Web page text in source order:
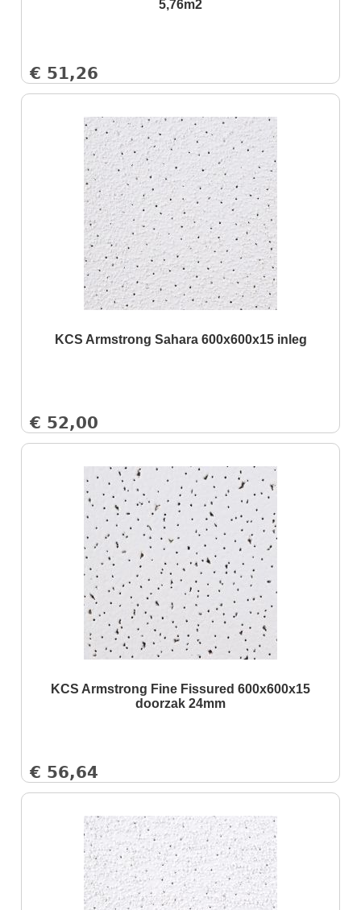
5,76m2
€ 51,26
KCS Armstrong Sahara 600x600x15 inleg
€ 52,00
KCS Armstrong Fine Fissured 600x600x15
doorzak 24mm
€ 56,64